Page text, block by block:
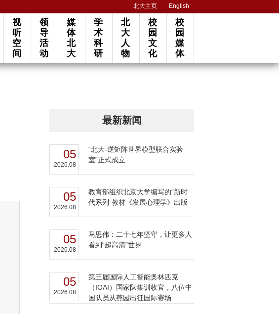
北大主页 English
视
听
空
间
领
导
活
动
媒
体
北
大
学
术
科
研
北
大
人
物
校
园
文
化
校
园
媒
体
最新新闻
05
2026.08
“北大-逆矩阵世界模型联合实验
室”正式成立
05
2026.08
教育部组织北京大学编写的“新时
代系列”教材《发展心理学》出版
05
2026.08
马思伟：二十七年坚守，让更多人
看到“超高清”世界
05
2026.08
第三届国际人工智能奥林匹克
（IOAI）国家队集训收官，八位中
国队员从燕园出征国际赛场